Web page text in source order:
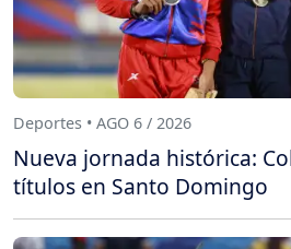
Deportes • AGO 6 / 2026
Nueva jornada histórica:
títulos en Santo Domingo